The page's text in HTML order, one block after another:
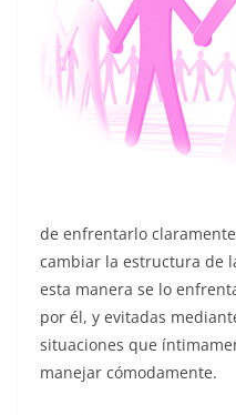
de enfrentarlo
cambiar la estructura de
esta manera se lo
por él, y evitadas
situaciones que
manejar cómodamente.